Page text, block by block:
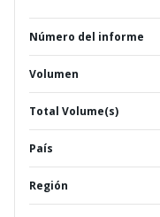
Número del informe
Volumen
Total Volume(s)
País
Región